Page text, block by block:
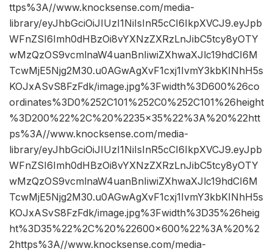
ttps%3A//www.knocksense.com/media-
library/eyJhbGciOiJIUzI1NiIsInR5cCI6IkpXVCJ9.eyJpb
WFnZSI6Imh0dHBzOi8vYXNzZXRzLnJibC5tcy8yOTY
wMzQzOS9vcmlnaW4uanBnIiwiZXhwaXJlc19hdCI6M
TcwMjE5Njg2M30.u0AGwAgXvF1cxj1IvmY3kbKINhH5s
KOJxASvS8FzFdk/image.jpg%3Fwidth%3D600%26co
ordinates%3D0%252C101%252C0%252C101%26height
%3D200%22%2C%20%2235×35%22%3A%20%22htt
ps%3A//www.knocksense.com/media-
library/eyJhbGciOiJIUzI1NiIsInR5cCI6IkpXVCJ9.eyJpb
WFnZSI6Imh0dHBzOi8vYXNzZXRzLnJibC5tcy8yOTY
wMzQzOS9vcmlnaW4uanBnIiwiZXhwaXJlc19hdCI6M
TcwMjE5Njg2M30.u0AGwAgXvF1cxj1IvmY3kbKINhH5s
KOJxASvS8FzFdk/image.jpg%3Fwidth%3D35%26heig
ht%3D35%22%2C%20%22600×600%22%3A%20%2
2https%3A//www.knocksense.com/media-